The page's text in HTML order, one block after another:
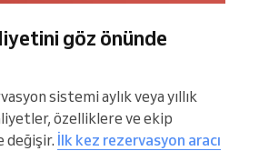
göz önünde
sistemi aylık veya yıllık
özelliklere ve ekip
değişir. İlk kez rezervasyon aracı